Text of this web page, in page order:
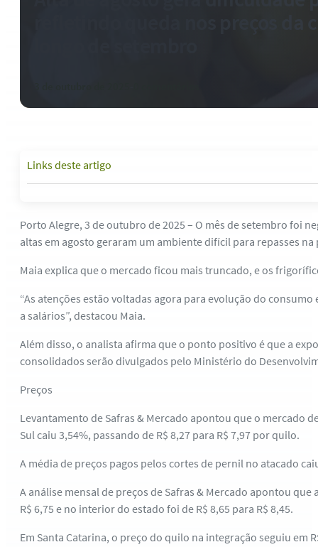
Links deste artigo
Porto Alegre, 3 de outubro de 2025 – O mês de setembro foi
altas em agosto geraram um ambiente difícil para repasses
Maia explica que o mercado ficou mais truncado, e os
“As atenções estão voltadas agora para evolução do
a salários”, destacou Maia.
Além disso, o analista afirma que o ponto positivo é que a
consolidados serão divulgados pelo Ministério do
Preços
Levantamento de Safras & Mercado apontou que o mercado
Sul caiu 3,54%, passando de R$ 8,27 para R$ 7,97 por quilo.
A média de preços pagos pelos cortes de pernil no atacado
A análise mensal de preços de Safras & Mercado apontou
R$ 6,75 e no interior do estado foi de R$ 8,65 para R$ 8,45.
Em Santa Catarina, o preço do quilo na integração seguiu em